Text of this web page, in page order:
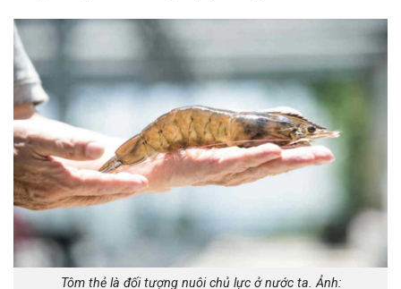
Tôm thẻ là đối tượng nuôi chủ lực ở nước ta. Ảnh: